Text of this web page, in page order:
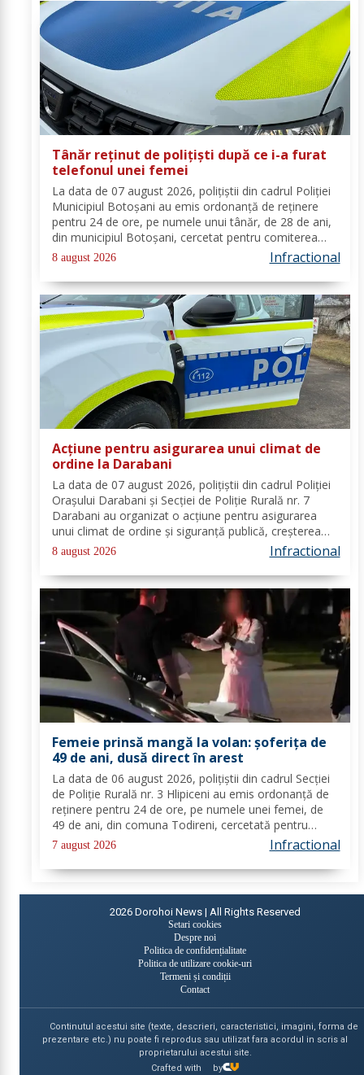
Tânăr reținut de polițiști după ce i-a furat
telefonul unei femei
La data de 07 august 2026, polițiștii din cadrul Poliției
Municipiul Botoșani au emis ordonanță de reținere
pentru 24 de ore, pe numele unui tânăr, de 28 de ani,
din municipiul Botoșani, cercetat pentru comiterea
infracțiunii de furt. În urma probatoriului administrat,
s-a stabilit faptul că, în...
8 august 2026 Infractional
Acțiune pentru asigurarea unui climat de
ordine la Darabani
La data de 07 august 2026, polițiștii din cadrul Poliției
Orașului Darabani și Secției de Poliție Rurală nr. 7
Darabani au organizat o acțiune pentru asigurarea
unui climat de ordine și siguranță publică, creșterea
gradului de siguranță rutieră și combaterea faptelor
antisociale, în localitatea...
8 august 2026 Infractional
Femeie prinsă mangă la volan: șoferița de
49 de ani, dusă direct în arest
La data de 06 august 2026, polițiștii din cadrul Secției
de Poliție Rurală nr. 3 Hlipiceni au emis ordonanță de
reținere pentru 24 de ore, pe numele unei femei, de
49 de ani, din comuna Todireni, cercetată pentru
comiterea infracțiunii de conducerea unui vehicul sub
influența alcoolului. În urma...
7 august 2026 Infractional
2026 Dorohoi News | All Rights Reserved
Setari cookies
Despre noi
Politica de confidențialitate
Politica de utilizare cookie-uri
Termeni și condiții
Contact
Continutul acestui site (texte, descrieri, caracteristici, imagini, forma de
prezentare etc.) nu poate fi reprodus sau utilizat fara acordul in scris al
proprietarului acestui site.
Crafted with
by